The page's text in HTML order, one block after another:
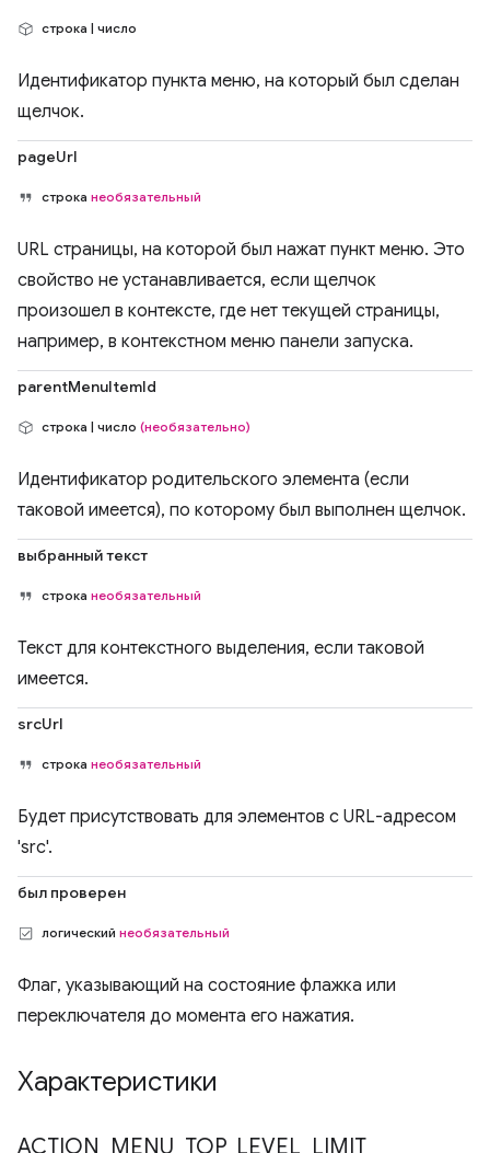
строка | число
Идентификатор пункта меню, на который был сделан
щелчок.
pageUrl
строка необязательный
URL страницы, на которой был нажат пункт меню. Это
свойство не устанавливается, если щелчок
произошел в контексте, где нет текущей страницы,
например, в контекстном меню панели запуска.
parentMenuItemId
строка | число (необязательно)
Идентификатор родительского элемента (если
таковой имеется), по которому был выполнен щелчок.
выбранный текст
строка необязательный
Текст для контекстного выделения, если таковой
имеется.
srcUrl
строка необязательный
Будет присутствовать для элементов с URL-адресом
'src'.
был проверен
логический необязательный
Флаг, указывающий на состояние флажка или
переключателя до момента его нажатия.
Характеристики
ACTION MENU TOP_ LEVEL LIMIT